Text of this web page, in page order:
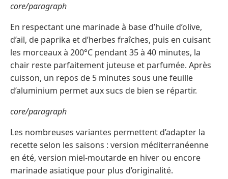
core/paragraph
En respectant une marinade à base d’huile d’olive,
d’ail, de paprika et d’herbes fraîches, puis en cuisant
les morceaux à 200°C pendant 35 à 40 minutes, la
chair reste parfaitement juteuse et parfumée. Après
cuisson, un repos de 5 minutes sous une feuille
d’aluminium permet aux sucs de bien se répartir.
core/paragraph
Les nombreuses variantes permettent d’adapter la
recette selon les saisons : version méditerranéenne
en été, version miel-moutarde en hiver ou encore
marinade asiatique pour plus d’originalité.